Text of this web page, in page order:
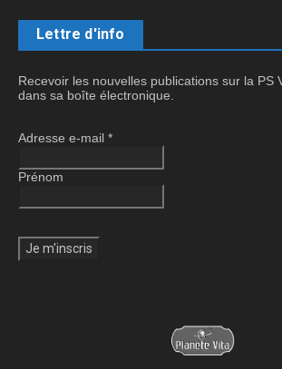
Lettre d'info
Recevoir les nouvelles publications sur la PS
dans sa boîte électronique.
Adresse e-mail *
Prénom